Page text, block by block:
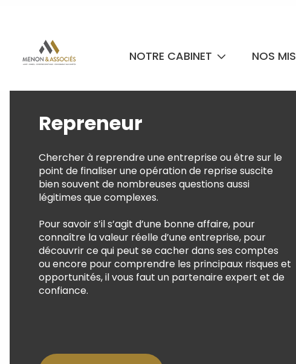
NOTRE CABINET NOS
Repreneur
Chercher à reprendre une entreprise ou être sur le
point de finaliser une opération de reprise suscite
bien souvent de nombreuses questions aussi
légitimes que complexes.
Pour savoir s’il s’agit d’une bonne affaire, pour
connaître la valeur réelle d’une entreprise, pour
découvrir ce qui peut se cacher dans ses comptes
ou encore pour comprendre les principaux risques et
opportunités, il vous faut un partenaire expert et de
confiance.